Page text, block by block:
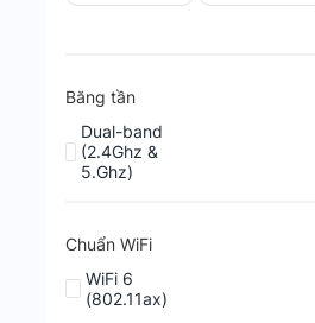
Băng tần
Dual-band
(2.4Ghz &
5.Ghz)
Chuẩn WiFi
WiFi 6
(802.11ax)